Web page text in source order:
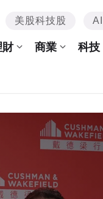
美股科技股 AI
財 商業 科技